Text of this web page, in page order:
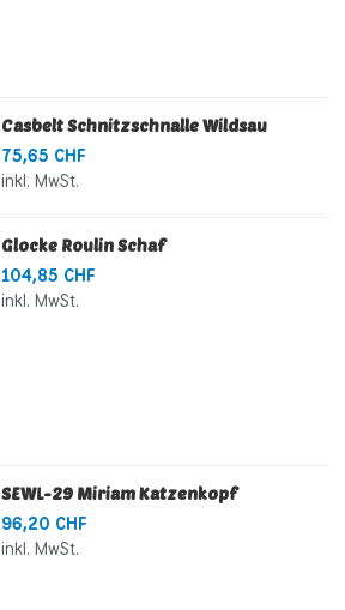
Casbelt Schnitzschnalle Wildsau
75,65 CHF
inkl. MwSt.
Glocke Roulin Schaf
104,85 CHF
inkl. MwSt.
SEWL-29 Miriam Katzenkopf
96,20 CHF
inkl. MwSt.